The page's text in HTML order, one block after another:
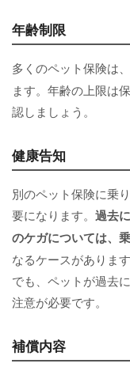
年齢制限
多くのペット保険は、
ます。年齢の上限は
認しましょう。
健康告知
別のペット保険に乗
要になります。 過去
のケガについては、
なるケースがありま
でも、ペットが過去
注意が必要です。
補償内容